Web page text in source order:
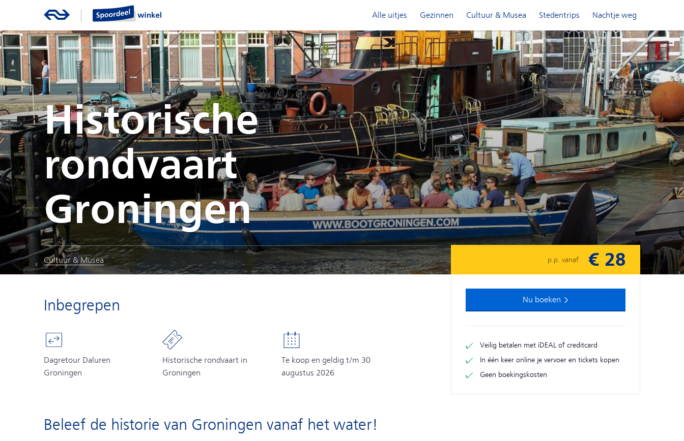
Alle uitjes Gezinnen Cultuur & Musea Stedentrips Nachtje weg
Historische
rondvaart
Groningen
Cultuur & Musea
Inbegrepen
Dagretour Daluren
Groningen
Historische rondvaart in
Groningen
Te koop en geldig t/m 30
augustus 2026
Beleef de historie van Groningen vanaf het water!
p.p. vanaf € 28
Nu boeken
Veilig betalen met iDEAL of creditcard
In één keer online je vervoer en tickets kopen
Geen boekingskosten